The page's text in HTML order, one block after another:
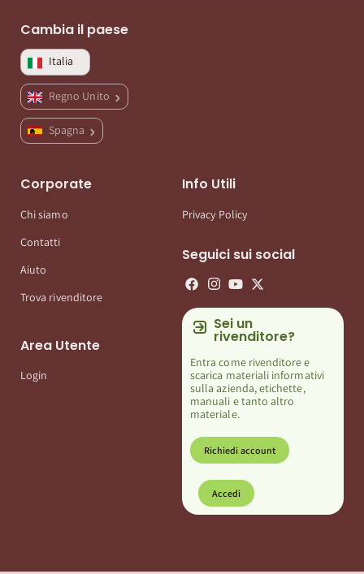
Cambia il paese
Italia
Regno Unito
Spagna
Corporate
Chi siamo
Contatti
Aiuto
Trova rivenditore
Area Utente
Login
Info Utili
Privacy Policy
Seguici sui social
Sei un
rivenditore?
Entra come rivenditore e
scarica materiali informativi
sulla azienda, etichette,
manuali e tanto altro
materiale.
Richiedi account
Accedi